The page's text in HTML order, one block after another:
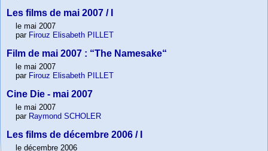
Les films de mai 2007 / I
le mai 2007
par Firouz Elisabeth PILLET
Film de mai 2007 : “The Namesake“
le mai 2007
par Firouz Elisabeth PILLET
Cine Die - mai 2007
le mai 2007
par Raymond SCHOLER
Les films de décembre 2006 / I
le décembre 2006